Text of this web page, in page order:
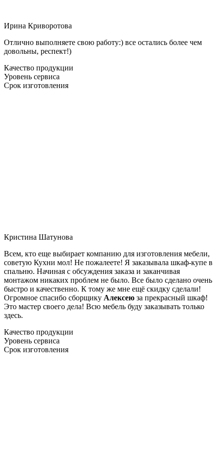
Ирина Криворотова
Отлично выполняете свою работу:) все остались более чем
довольны, респект!)
Качество продукции
Уровень сервиса
Срок изготовления
Кристина Шатунова
Всем, кто еще выбирает компанию для изготовления мебели,
советую Кухни мол! Не пожалеете! Я заказывала шкаф-купе в
спальню. Начиная с обсуждения заказа и заканчивая
монтажом никаких проблем не было. Все было сделано очень
быстро и качественно. К тому же мне ещё скидку сделали!
Огромное спасибо сборщику Алексею за прекрасный шкаф!
Это мастер своего дела! Всю мебель буду заказывать только
здесь.
Качество продукции
Уровень сервиса
Срок изготовления